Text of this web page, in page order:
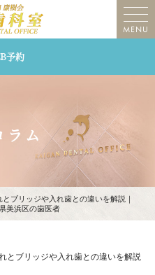
MENU
ラム
ブリッジや入れ歯との違いを解説｜
美浜区の歯医者
予約
とブリッジや入れ歯との違いを解説